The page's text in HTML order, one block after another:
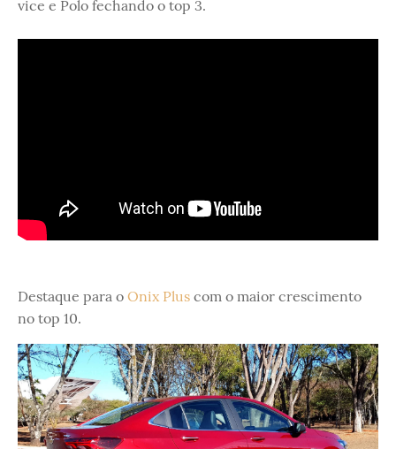
vice e Polo fechando o top 3.
Destaque para o Onix Plus com o maior crescimento
no top 10.